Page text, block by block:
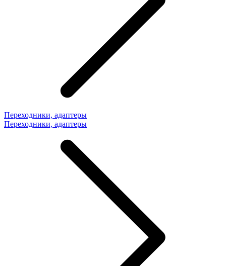
Переходники, адаптеры
Переходники, адаптеры